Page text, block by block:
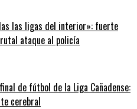
las ligas del interior»: fuerte
ataque al policía
de fútbol de la Liga Cañadense:
cerebral